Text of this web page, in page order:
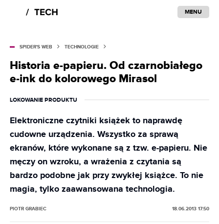
MENU
SPIDER'S WEB TECHNOLOGIE
Historia e-papieru. Od czarnobiałego
e-ink do kolorowego Mirasol
LOKOWANIE PRODUKTU
Elektroniczne czytniki książek to naprawdę
cudowne urządzenia. Wszystko za sprawą
ekranów, które wykonane są z tzw. e-papieru. Nie
męczy on wzroku, a wrażenia z czytania są
bardzo podobne jak przy zwykłej książce. To nie
magia, tylko zaawansowana technologia.
PIOTR GRABIEC 18.06.2013 17:50